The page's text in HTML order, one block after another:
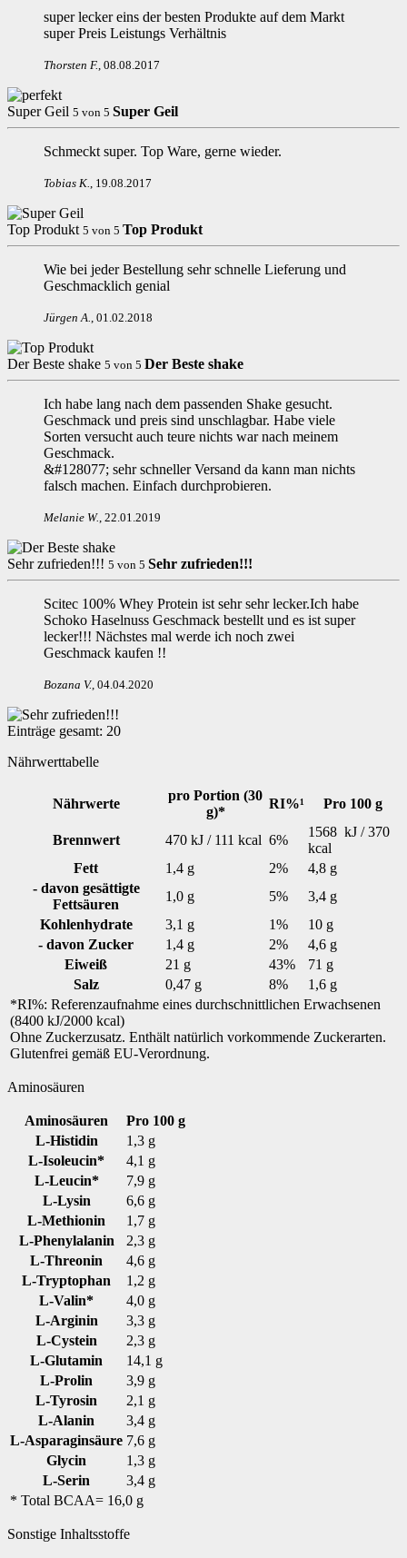
super lecker eins der besten Produkte auf dem Markt
super Preis Leistungs Verhältnis
Thorsten F. 08.08.2017
Super Geil 5 von 5 Super Geil
Schmeckt super. Top Ware, gerne wieder.
Tobias K 19.08.2017
Top Produkt 5 von 5 Top Produkt
Wie bei jeder Bestellung sehr schnelle Lieferung und
Geschmacklich genial
Jürgen A 01.02.2018
Der Beste shake 5 von 5 Der Beste shake
Ich habe lang nach dem passenden Shake gesucht.
Geschmack und preis sind unschlagbar. Habe viele
Sorten versucht auch teure nichts war nach meinem
Geschmack.
&#128077; sehr schneller Versand da kann man nichts
falsch machen. Einfach durchprobieren.
Melanie W. 22.01.2019
Sehr zufrieden!!! 5 von 5 Sehr zufrieden!!!
Scitec 100% Whey Protein ist sehr sehr lecker.Ich habe
Schoko Haselnuss Geschmack bestellt und es ist super
lecker!!! Nächstes mal werde ich noch zwei
Geschmack kaufen !!
Bozana V. 04.04.2020
Einträge gesamt: 20
Nährwerttabelle
Nährwerte
pro Portion (30
g)*
RI%¹ Pro 100 g
Brennwert 470 kJ / 111 kcal 6%
1568 kJ / 370
kcal
Fett
1,4 g 2%
4,8 g
- davon gesättigte
Fettsäuren
1,0 g 5%
3,4 g
Kohlenhydrate
3,1 g 1%
10 g
- davon Zucker
1,4 g 2%
4,6 g
Eiweiß
21 g 43%
71 g
Salz
0,47 g 8%
1,6 g
*RI%: Referenzaufnahme eines durchschnittlichen Erwachsenen
(8400 kJ/2000 kcal)
Ohne Zuckerzusatz. Enthält natürlich vorkommende Zuckerarten.
Glutenfrei gemäß EU-Verordnung.
Aminosäuren
Aminosäuren
Pro 100 g
L-Histidin
1,3 g
L-Isoleucin*
4,1 g
L-Leucin*
7,9 g
L-Lysin
6,6 g
L-Methionin
1,7 g
L-Phenylalanin
2,3 g
L-Threonin
4,6 g
L-Tryptophan
1,2 g
L-Valin*
4,0 g
L-Arginin
3,3 g
L-Cystein
2,3 g
L-Glutamin
14,1 g
L-Prolin
3,9 g
L-Tyrosin
2,1 g
L-Alanin
3,4 g
L-Asparaginsäure 7,6 g
Glycin
1,3 g
L-Serin
3,4 g
* Total BCAA= 16,0 g
Sonstige Inhaltsstoffe